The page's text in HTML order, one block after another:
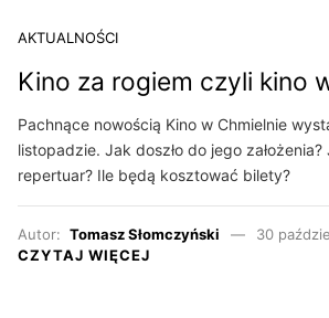
AKTUALNOŚCI
Kino za rogiem czyli kino
Pachnące nowością Kino w Chmielnie
listopadzie. Jak doszło do jego
repertuar? Ile będą kosztować bilety?
Autor: Tomasz Słomczyński
30
CZYTAJ WIĘCEJ